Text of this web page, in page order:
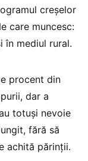
creșelor
care muncesc:
în mediul rural.
procent din
dar a
totuși nevoie
fără să
achită părinții.